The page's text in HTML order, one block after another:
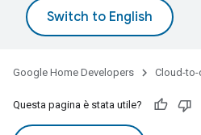
Google Home Developers Cloud-to-
Questa pagina è stata utile?